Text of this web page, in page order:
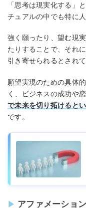
「思考は現実化する」
チュアルの中でも特に
強く願ったり、望む現
たりすることで、それ
引き寄せられるとされて
願望実現のための具体
く、ビジネスの成功や
で未来を切り拓けると
です。
アファメーション